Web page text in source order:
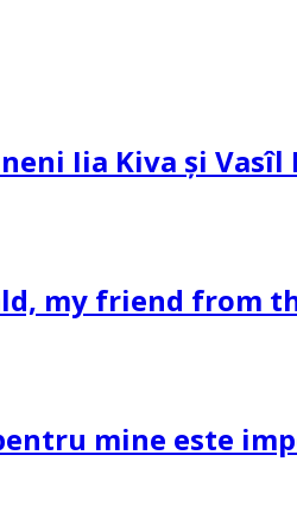
Iia Kiva și Vasîl
my friend from
mine este